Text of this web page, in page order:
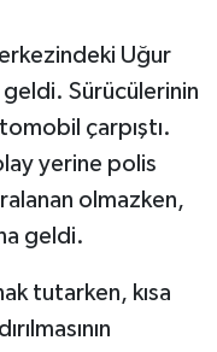
Uğur
geldi. Sürücülerinin
çarpıştı.
yerine polis
olmazken,
geldi.
tutarken, kısa